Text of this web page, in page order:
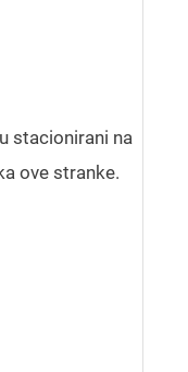
stacionirani na
ove stranke.